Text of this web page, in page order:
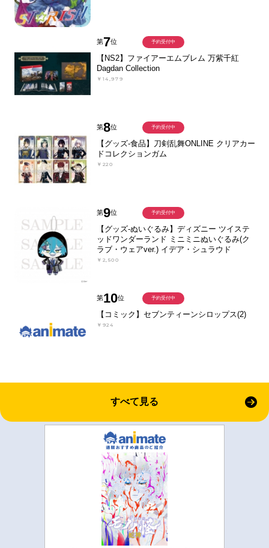
第7位
【NS2】ファイアーエムブレム 万紫千紅
Dagdan Collection
￥14,979
予約受付中
第8位
【グッズ-食品】刀剣乱舞ONLINE クリアカー
ドコレクションガム
￥220
予約受付中
第9位
【グッズ-ぬいぐるみ】ディズニー ツイステ
ッドワンダーランド ミニミニぬいぐるみ(ク
ラブ・ウェアver.) イデア・シュラウド
￥2,500
予約受付中
第10位
【コミック】セブンティーンシロップス(2)
￥924
予約受付中
すべて見る